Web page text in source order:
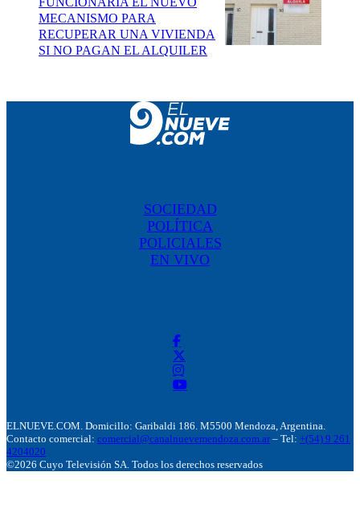
MECANISMO PARA
RECUPERAR UNA VIVIENDA
SI NO PAGAN EL ALQUILER
SOCIEDAD
POLÍTICA
POLICIALES
EN VIVO
ELNUEVE.COM. Domicillo: Garibaldi 186. M5500 Mendoza, Argentina.
Contacto comercial: comercial@canalnuevemendoza.com.ar – Tel: +(54) 9 261
4204020
©2026 Cuyo Televisión SA. Todos los derechos reservados